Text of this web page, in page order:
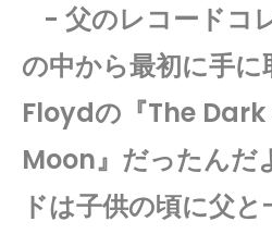
- 父のレコードコ
の中から最初に手
Floydの『The
Moon』だったんだ
ドは子供の頃に父